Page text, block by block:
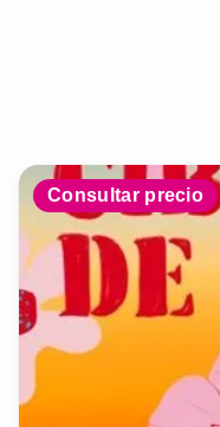
Consultar precio